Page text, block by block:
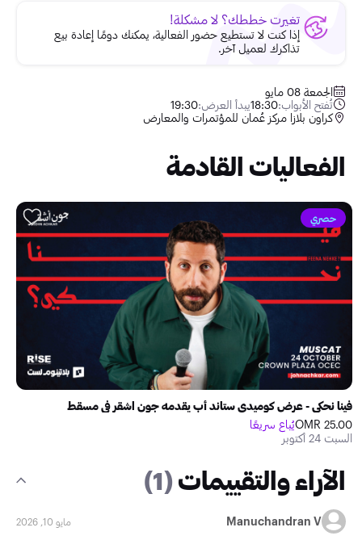
تغيرت خططك؟ لا مشكلة!
إذا كنت لا تستطيع حضور الفعالية، يمكنك دومًا إعادة بيع
تذاكرك لعميل آخر.
الجمعة 08 مايو
تُفتح الأبواب:18:30يبدأ العرض:19:30
كراون بلازا مركز عُمان للمؤتمرات والمعارض
الفعاليات القادمة
حصري
فينا نحكي - عرض كوميدي ستاند أب يقدمه جون اشقر في مسقط
25.00 OMR
يُباع سريعًا
السبت 24 أكتوبر
الآراء والتقييمات (1)
Manuchandran V مايو 10, 2026